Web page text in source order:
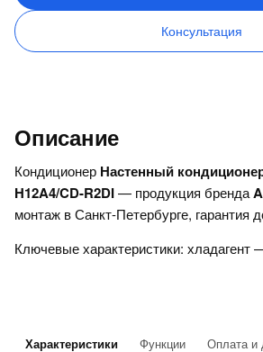
Консультация
Описание
Кондиционер Настенный
H12A4/CD-R2DI— продукция бренда
монтаж в Санкт-Петербурге, гарантия
Ключевые характеристики: хладагент
Характеристики Функции Оплата и